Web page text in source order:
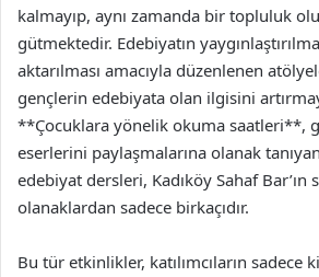
kalmayıp, aynı zamanda bir topluluk
gütmektedir. Edebiyatın
aktarılması amacıyla düzenlenen
gençlerin edebiyata olan ilgisini
**Çocuklara yönelik okuma saatleri**,
eserlerini paylaşmalarına olanak
edebiyat dersleri, Kadıköy Sahaf Bar’ın
olanaklardan sadece birkaçıdır.
Bu tür etkinlikler, katılımcıların sadece